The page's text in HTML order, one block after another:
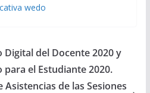
wedo
del Docente 2020 y
el Estudiante 2020.
de las Sesiones